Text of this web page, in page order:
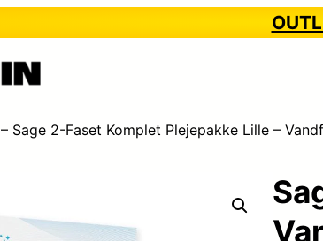
– Sage 2-Faset Komplet Plejepakke Lille –